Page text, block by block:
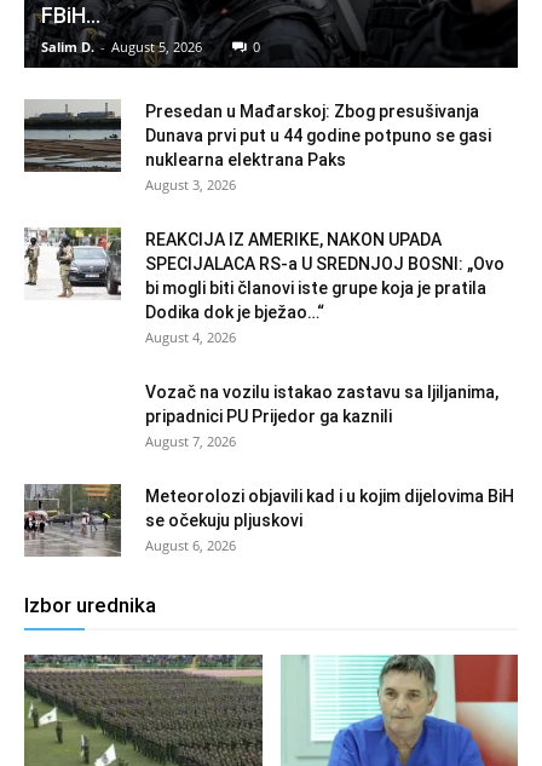
FBiH…
Salim D. - August 5, 2026 0
Presedan u Mađarskoj: Zbog presušivanja
Dunava prvi put u 44 godine potpuno se gasi
nuklearna elektrana Paks
August 3, 2026
REAKCIJA IZ AMERIKE, NAKON UPADA
SPECIJALACA RS-a U SREDNJOJ BOSNI: „Ovo
bi mogli biti članovi iste grupe koja je pratila
Dodika dok je bježao…“
August 4, 2026
Vozač na vozilu istakao zastavu sa ljiljanima,
pripadnici PU Prijedor ga kaznili
August 7, 2026
Meteorolozi objavili kad i u kojim dijelovima BiH
se očekuju pljuskovi
August 6, 2026
Izbor urednika